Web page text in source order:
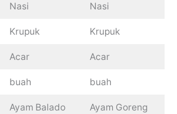
Nasi Nasi
Krupuk Krupuk
Acar Acar
buah buah
Ayam Balado Ayam Goreng